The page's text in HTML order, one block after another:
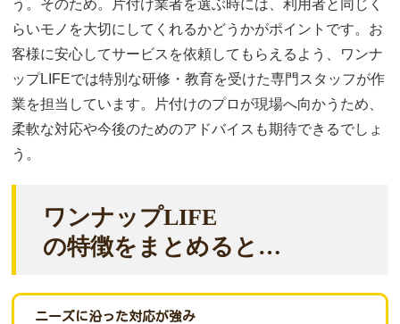
う。そのため。片付け業者を選ぶ時には、利用者と同じく
らいモノを大切にしてくれるかどうかがポイントです。お
客様に安心してサービスを依頼してもらえるよう、ワンナ
ップLIFEでは特別な研修・教育を受けた専門スタッフが作
業を担当しています。片付けのプロが現場へ向かうため、
柔軟な対応や今後のためのアドバイスも期待できるでしょ
う。
ワンナップLIFE
の特徴をまとめると…
ニーズに沿った対応が強み